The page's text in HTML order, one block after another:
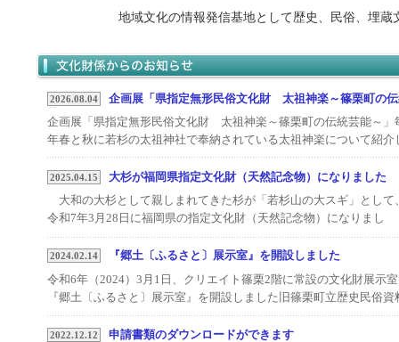
地域文化の情報発信基地として歴史、民俗、埋
2026.08.04
企画展「県指定無形民俗文化財 太祖神楽～篠栗町の
芸能～」を開催します
企画展「県指定無形民俗文化財 太祖神楽～篠栗町の伝統芸能～」
年春と秋に若杉の太祖神社で奉納されている太祖神楽について紹介
ます太祖神楽保存会のご協力のもと、実際に神楽で使用されている
装や小道具、楽器なども展示します・会場 クリエイト篠栗2階 ギ
ラリー・開催期間 2026年（令和8年）8月18日（火）～9月13日
（日）・開催時間 9：00～17：00 ※毎週月曜日は休館・入場
2025.04.15
大杉が福岡県指定文化財（天然記念物）になりました
大和の大杉として親しまれてきた杉が「若杉山の大スギ」として
令和7年3月28日に福岡県の指定文化財（天然記念物）になりまし
た。 この杉は平成12年（2000）、トウダノ二又スギが林野庁の「
の巨人たち100選」に選定された際、地元からもっと大きな杉があ
という指摘があり、その存在が知られるようになりました。 樹高
43m、根本周囲16.2m、5本の幹に分岐する大きな杉で、日本一の杉
ども整備されています。
2024.02.14
『郷土〔ふるさと〕展示室』を開設しました
令和6年（2024）3月1日、クリエイト篠栗2階に常設の文化財展示室
『郷土〔ふるさと〕展示室』を開設しました旧篠栗町立歴史民俗資
室の収蔵資料を中心に、町内の遺跡から発掘された土器などの遺物
むかしの道具（民具）、古文書、懐かしい風景を写した写真などを
2022.12.12
申請書類のダウンロードができます